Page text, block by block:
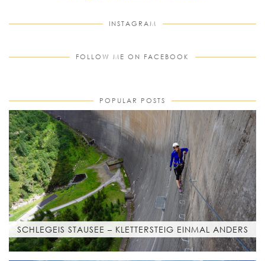
INSTAGRAM
FOLLOW ME ON FACEBOOK
POPULAR POSTS
SCHLEGEIS STAUSEE – KLETTERSTEIG EINMAL ANDERS